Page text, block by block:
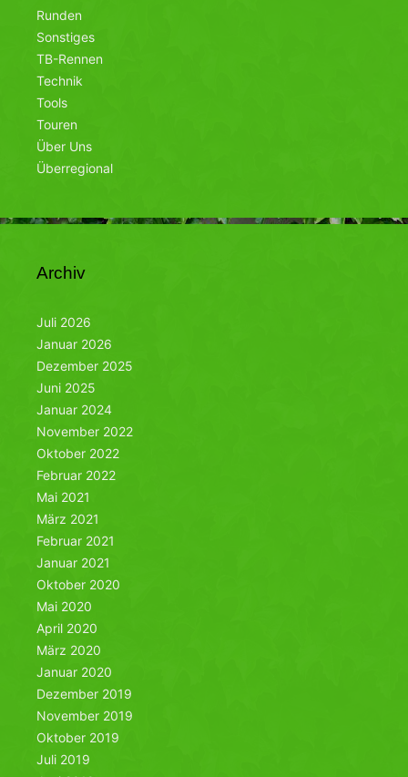
Runden
Sonstiges
TB-Rennen
Technik
Tools
Touren
Über Uns
Überregional
Archiv
Juli 2026
Januar 2026
Dezember 2025
Juni 2025
Januar 2024
November 2022
Oktober 2022
Februar 2022
Mai 2021
März 2021
Februar 2021
Januar 2021
Oktober 2020
Mai 2020
April 2020
März 2020
Januar 2020
Dezember 2019
November 2019
Oktober 2019
Juli 2019